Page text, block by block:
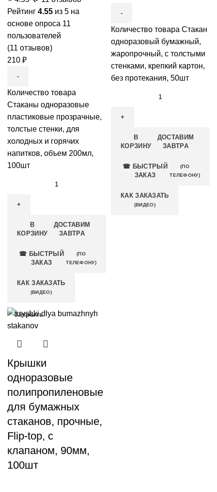
Рейтинг 4.55 из 5 на
основе опроса 11
пользователей
(11 отзывов)
210 ₽
Количество товара
Стаканы одноразовые
пластиковые прозрачные,
толстые стенки, для
холодных и горячих
напитков, объем 200мл,
100шт
В
КОРЗИНУ
ДОСТАВИМ
ЗАВТРА
☎ БЫСТРЫЙ
ЗАКАЗ
(ПО
ТЕЛЕФОНУ)
КАК ЗАКАЗАТЬ
(ВИДЕО)
Количество товара Стакан
одноразовый бумажный,
жаропрочный, с толстыми
стенками, крепкий картон,
без протекания, 50шт
В
КОРЗИНУ
ДОСТАВИМ
ЗАВТРА
☎ БЫСТРЫЙ
ЗАКАЗ
(ПО
ТЕЛЕФОНУ)
КАК ЗАКАЗАТЬ
(ВИДЕО)
Закрыть
Крышки
одноразовые
полипропиленовые
для бумажных
стаканов, прочные,
Flip-top, c
клапаном, 90мм,
100шт